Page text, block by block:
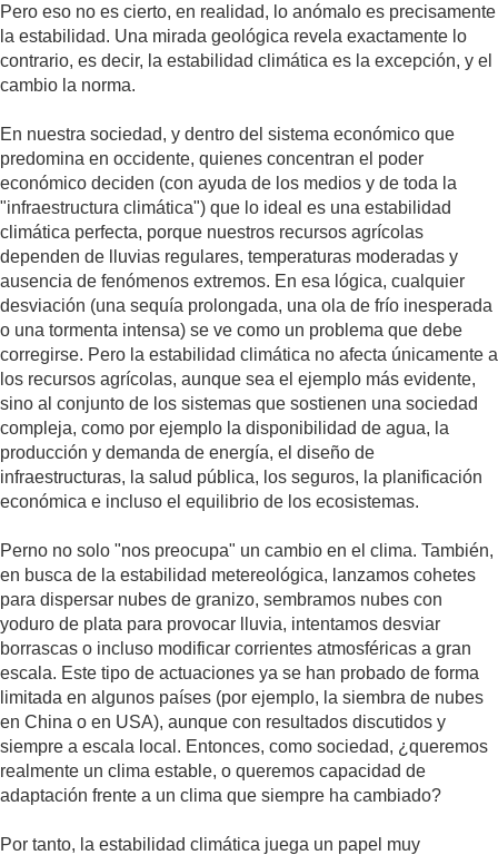
Pero eso no es cierto, en realidad, lo anómalo es precisamente
la estabilidad. Una mirada geológica revela exactamente lo
contrario, es decir, la estabilidad climática es la excepción, y el
cambio la norma.
En nuestra sociedad, y dentro del sistema económico que
predomina en occidente, quienes concentran el poder
económico deciden (con ayuda de los medios y de toda la
"infraestructura climática") que lo ideal es una estabilidad
climática perfecta, porque nuestros recursos agrícolas
dependen de lluvias regulares, temperaturas moderadas y
ausencia de fenómenos extremos. En esa lógica, cualquier
desviación (una sequía prolongada, una ola de frío inesperada
o una tormenta intensa) se ve como un problema que debe
corregirse. Pero la estabilidad climática no afecta únicamente a
los recursos agrícolas, aunque sea el ejemplo más evidente,
sino al conjunto de los sistemas que sostienen una sociedad
compleja, como por ejemplo la disponibilidad de agua, la
producción y demanda de energía, el diseño de
infraestructuras, la salud pública, los seguros, la planificación
económica e incluso el equilibrio de los ecosistemas.
Perno no solo "nos preocupa" un cambio en el clima. También,
en busca de la estabilidad metereológica, lanzamos cohetes
para dispersar nubes de granizo, sembramos nubes con
yoduro de plata para provocar lluvia, intentamos desviar
borrascas o incluso modificar corrientes atmosféricas a gran
escala. Este tipo de actuaciones ya se han probado de forma
limitada en algunos países (por ejemplo, la siembra de nubes
en China o en USA), aunque con resultados discutidos y
siempre a escala local. Entonces, como sociedad, ¿queremos
realmente un clima estable, o queremos capacidad de
adaptación frente a un clima que siempre ha cambiado?
Por tanto, la estabilidad climática juega un papel muy